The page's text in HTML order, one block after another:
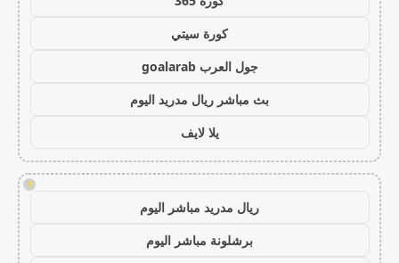
كورة سيتي
جول العرب goalarab
بث مباشر ريال مدريد اليوم
يلا لايف
!
ريال مدريد مباشر اليوم
برشلونة مباشر اليوم